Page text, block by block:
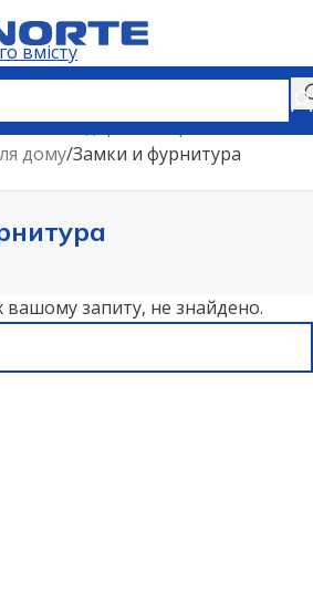
вмісту
та господарчі товари
дому Замки и фурнитура
вашому запиту, не знайдено.